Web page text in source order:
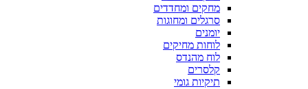
מחקים ומחדדים
סרגלים ומחוגות
יומנים
לוחות מחיקים
לוח מהנדס
קלסרים
תיקיות גומי